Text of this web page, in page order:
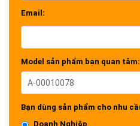
Email:
Model sản phẩm bạn quan tâm:
Bạn dùng sản phẩm cho nhu
Doanh Nghiệp